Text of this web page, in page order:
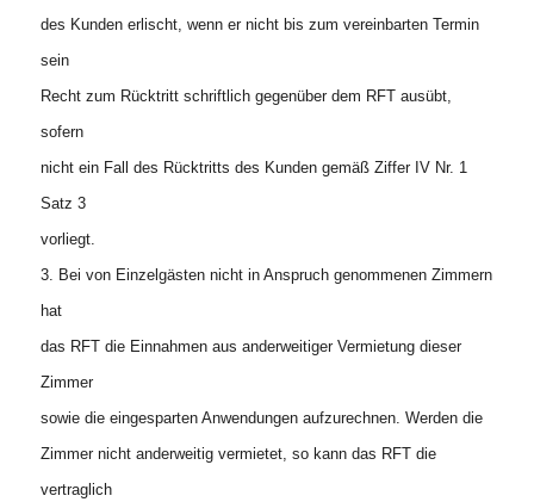
des Kunden erlischt, wenn er nicht bis zum vereinbarten Termin
sein
Recht zum Rücktritt schriftlich gegenüber dem RFT ausübt,
sofern
nicht ein Fall des Rücktritts des Kunden gemäß Ziffer IV Nr. 1
Satz 3
vorliegt.
3. Bei von Einzelgästen nicht in Anspruch genommenen Zimmern
hat
das RFT die Einnahmen aus anderweitiger Vermietung dieser
Zimmer
sowie die eingesparten Anwendungen aufzurechnen. Werden die
Zimmer nicht anderweitig vermietet, so kann das RFT die
vertraglich